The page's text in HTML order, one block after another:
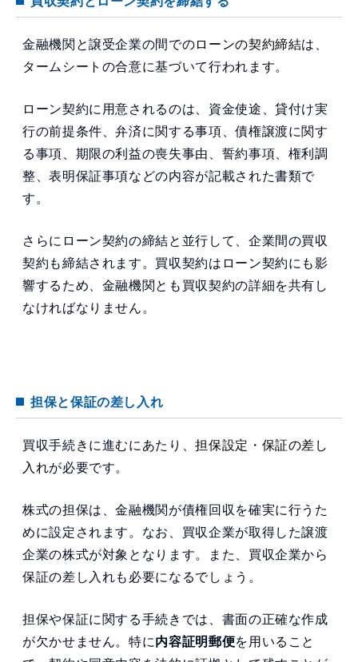
金融機関と譲受企業の間でのローンの契約締結は、
タームシートの合意に基づいて行われます。
ローン契約に用意されるのは、資金使途、貸付け実
行の前提条件、弁済に関する事項、債権譲渡に関す
る事項、期限の利益の喪失事由、誓約事項、権利調
整、表明保証事項などの内容が記載された書類で
す。
さらにローン契約の締結と並行して、企業間の買収
契約も締結されます。買収契約はローン契約にも影
響するため、金融機関とも買収契約の詳細を共有し
なければなりません。
担保と保証の差し入れ
買収手続きに進むにあたり、担保設定・保証の差し
入れが必要です。
株式の担保は、金融機関が債権回収を確実に行うた
めに設定されます。なお、買収企業が取得した譲渡
企業の株式が対象となります。また、買収企業から
保証の差し入れも必要になるでしょう。
担保や保証に関する手続きでは、書面の正確な作成
が欠かせません。特に内容証明郵便を用いること